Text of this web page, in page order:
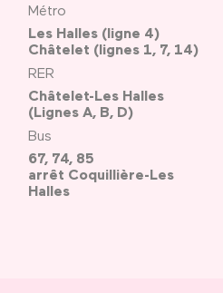
Métro
Les Halles (ligne 4)
Châtelet (lignes 1, 7, 14)
RER
Châtelet-Les Halles
(Lignes A, B, D)
Bus
67, 74, 85
arrêt Coquillière-Les
Halles